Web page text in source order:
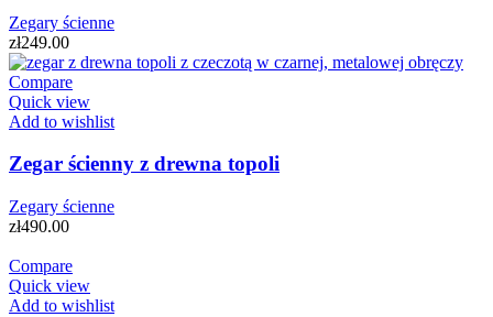
Zegary ścienne
zł249.00
Compare
Quick view
Add to wishlist
Zegar ścienny z drewna topoli
Zegary ścienne
zł490.00
Compare
Quick view
Add to wishlist